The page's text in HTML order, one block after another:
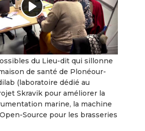
sont près de 100 projets qui
et prototypés à Super Brest.
projets sont devenus réalité et
de notre vie dans
Citons par exemple la
du Lieu-dit qui sillonne
de santé de Plonéour-
(laboratoire dédié au
Skravik pour améliorer la
marine, la machine
Source pour les brasseries